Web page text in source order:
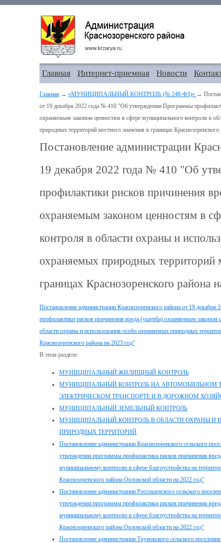
Главная Интернет-приемная Новости
Главная → «МУНИЦИПАЛЬНЫЙ КОНТРОЛЬ (№ 248-ФЗ)» →
от 19 декабря 2022 года № 410 "Об утверждении Программы
охраняемым законом ценностям в сфере муниципального контроля в
природных территорий местного значения в границах
Постановление администрации
19 декабря 2022 года № 410 "Об
профилактики рисков причинения
охраняемым законом ценностям в
контроля в области охраны и
охраняемых природных территорий
границах Краснозоренского района
Постановление администрации Краснозоренского района от 19
профилактики рисков причинения вреда (ущерба) охраняемым законом
области охраны и использования особо охраняемых природных
Краснозоренского района на 2023 год"
В этом разделе:
МУНИЦИПАЛЬНЫЙ ЖИЛИЩНЫЙ КОНТРОЛЬ
МУНИЦИПАЛЬНЫЙ КОНТРОЛЬ НА АВТОМОБИЛЬНОМ
ЭЛЕКТРИЧЕСКОМ ТРАНСПОРТЕ И В ДОРОЖНОМ
МУНИЦИПАЛЬНЫЙ ЗЕМЕЛЬНЫЙ КОНТРОЛЬ
МУНИЦИПАЛЬНЫЙ КОНТРОЛЬ В ОБЛАСТИ ОХРАНЫ И
ПРИРОДНЫХ ТЕРРИТОРИЙ
Постановление администрации Краснозоренского сельского
утверждении программы профилактики рисков причинения
муниципальному контролю в сфере благоустройства на
Краснозоренского района Орловской области на 2022 год"
Постановление администрации Россошенского сельского
утверждении программы профилактики рисков причинения
муниципальному контролю в сфере благоустройства на
Краснозоренского района Орловской области на 2022 год"
Постановление администрации Труновского сельского